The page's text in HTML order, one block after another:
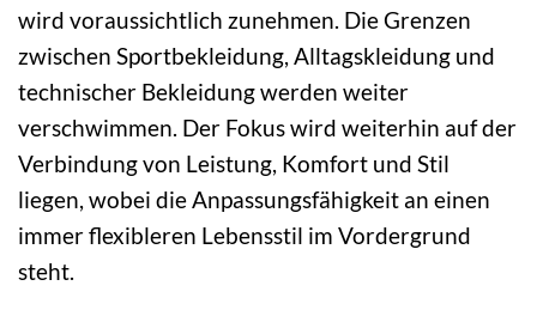
wird voraussichtlich zunehmen. Die Grenzen
zwischen Sportbekleidung, Alltagskleidung und
technischer Bekleidung werden weiter
verschwimmen. Der Fokus wird weiterhin auf der
Verbindung von Leistung, Komfort und Stil
liegen, wobei die Anpassungsfähigkeit an einen
immer flexibleren Lebensstil im Vordergrund
steht.